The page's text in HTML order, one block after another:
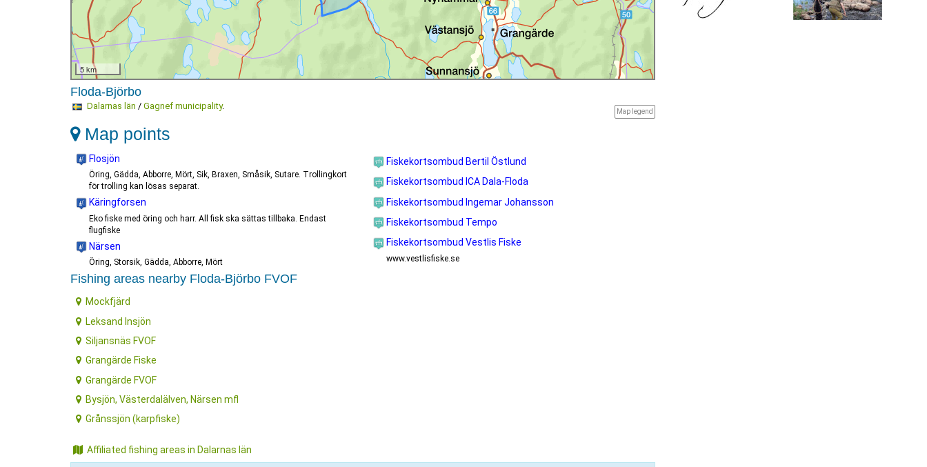
5 km
Floda-Björbo
Map legend
Dalarnas län / Gagnef municipality.
Map points
Flosjön
Öring, Gädda, Abborre, Mört, Sik, Braxen, Småsik, Sutare. Trollingkort
för trolling kan lösas separat.
Käringforsen
Eko fiske med öring och harr. All fisk ska sättas tillbaka. Endast
flugfiske
Närsen
Öring, Storsik, Gädda, Abborre, Mört
Fiskekortsombud Bertil Östlund
Fiskekortsombud ICA Dala-Floda
Fiskekortsombud Ingemar Johansson
Fiskekortsombud Tempo
Fiskekortsombud Vestlis Fiske
www.vestlisfiske.se
Fishing areas nearby Floda-Björbo FVOF
Mockfjärd
Leksand Insjön
Siljansnäs FVOF
Grangärde Fiske
Grangärde FVOF
Bysjön, Västerdalälven, Närsen mfl
Grånssjön (karpfiske)
Affiliated fishing areas in Dalarnas län